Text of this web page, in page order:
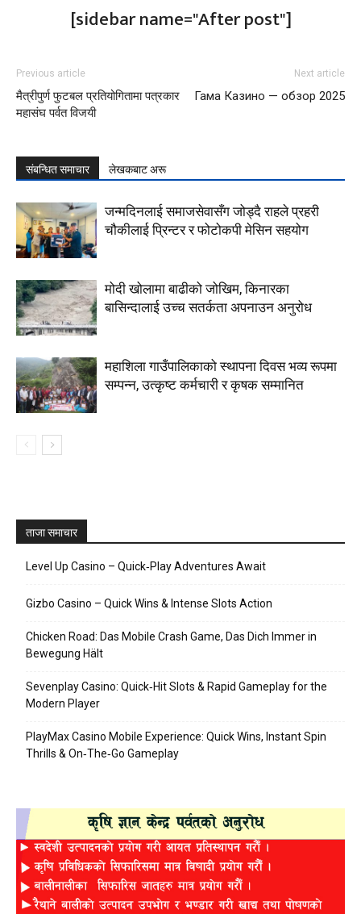
[sidebar name="After post"]
Previous article
मैत्रीपुर्ण फुटबल प्रतियोगितामा पत्रकार
महासंघ पर्वत विजयी
Next article
Гама Казино — обзор 2025
संबन्धित समाचार लेखकबाट अरू
जन्मदिनलाई समाजसेवासँग जोड्दै राहले प्रहरी
चौकीलाई प्रिन्टर र फोटोकपी मेसिन सहयोग
मोदी खोलामा बाढीको जोखिम, किनारका
बासिन्दालाई उच्च सतर्कता अपनाउन अनुरोध
महाशिला गाउँपालिकाको स्थापना दिवस भव्य रूपमा
सम्पन्न, उत्कृष्ट कर्मचारी र कृषक सम्मानित
ताजा समाचार
Level Up Casino – Quick‑Play Adventures Await
Gizbo Casino – Quick Wins & Intense Slots Action
Chicken Road: Das Mobile Crash Game, Das Dich Immer in
Bewegung Hält
Sevenplay Casino: Quick‑Hit Slots & Rapid Gameplay for the
Modern Player
PlayMax Casino Mobile Experience: Quick Wins, Instant Spin
Thrills & On‑The‑Go Gameplay